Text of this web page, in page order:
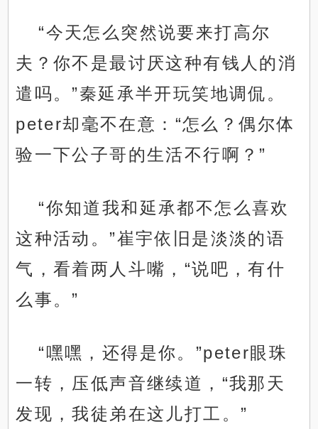
“今天怎么突然说要来打高尔
夫？你不是最讨厌这种有钱人的消
遣吗。”秦延承半开玩笑地调侃。
peter却毫不在意：“怎么？偶尔体
验一下公子哥的生活不行啊？”
“你知道我和延承都不怎么喜欢
这种活动。”崔宇依旧是淡淡的语
气，看着两人斗嘴，“说吧，有什
么事。”
“嘿嘿，还得是你。”peter眼珠
一转，压低声音继续道，“我那天
发现，我徒弟在这儿打工。”